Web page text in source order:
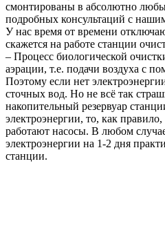
смонтированы в абсолютно
подробных консультаций с
У нас время от времени
скажется на работе станции
– Процесс биологической
аэрации, т.е. подачи воздуха с
Поэтому если нет
сточных вод. Но не всё так
накопительный резервуар
электроэнергии, то, как
работают насосы. В любом
электроэнергии на 1-2 дня
станции.